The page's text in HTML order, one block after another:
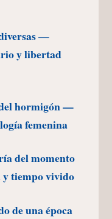
—
y libertad
hormigón —
femenina
del momento
tiempo vivido
de una época